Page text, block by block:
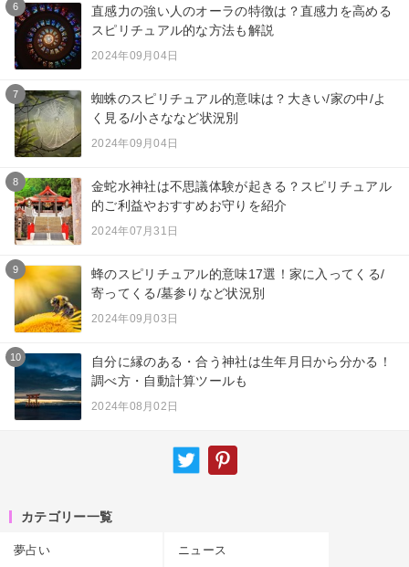
6
直感力の強い人のオーラの特徴は？直感力を高める
スピリチュアル的な方法も解説
2024年09月04日
7
蜘蛛のスピリチュアル的意味は？大きい/家の中/よ
く見る/小さななど状況別
2024年09月04日
8
金蛇水神社は不思議体験が起きる？スピリチュアル
的ご利益やおすすめお守りを紹介
2024年07月31日
9
蜂のスピリチュアル的意味17選！家に入ってくる/
寄ってくる/墓参りなど状況別
2024年09月03日
10
自分に縁のある・合う神社は生年月日から分かる！
調べ方・自動計算ツールも
2024年08月02日
カテゴリー一覧
夢占い ニュース